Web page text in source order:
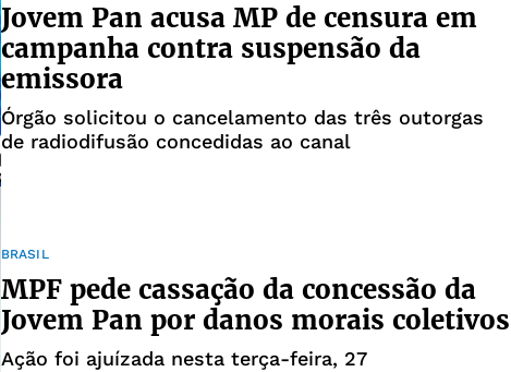
Jovem Pan acusa MP de censura em
campanha contra suspensão da
emissora
Órgão solicitou o cancelamento das três outorgas
de radiodifusão concedidas ao canal
BRASIL
MPF pede cassação da concessão da
Jovem Pan por danos morais coletivos
Ação foi ajuízada nesta terça-feira, 27